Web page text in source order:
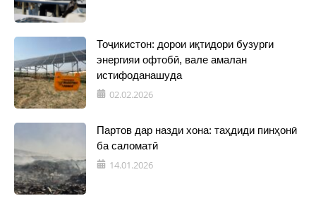
Тоҷикистон: дорои иқтидори бузурги
энергияи офтобӣ, вале амалан
истифоданашуда
02.02.2026
Партов дар назди хона: таҳдиди пинҳонӣ
ба саломатӣ
14.01.2026